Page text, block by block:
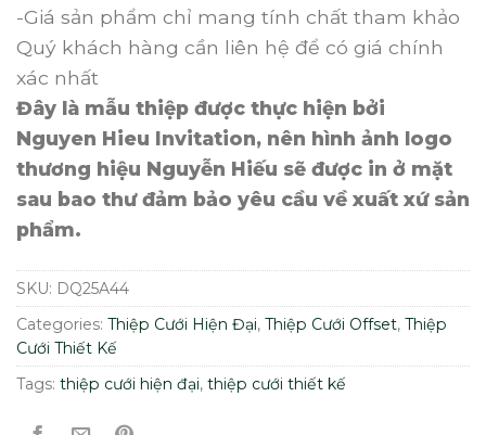
-Giá sản phẩm chỉ mang tính chất tham khảo
Quý khách hàng cần liên hệ để có giá chính
xác nhất
Đây là mẫu thiệp được thực hiện bởi
Nguyen Hieu Invitation, nên hình ảnh logo
thương hiệu Nguyễn Hiếu sẽ được in ở mặt
sau bao thư đảm bảo yêu cầu về xuất xứ sản
phẩm.
SKU: DQ25A44
Categories: Thiệp Cưới Hiện Đại, Thiệp Cưới Offset, Thiệp
Cưới Thiết Kế
Tags: thiệp cưới hiện đại, thiệp cưới thiết kế